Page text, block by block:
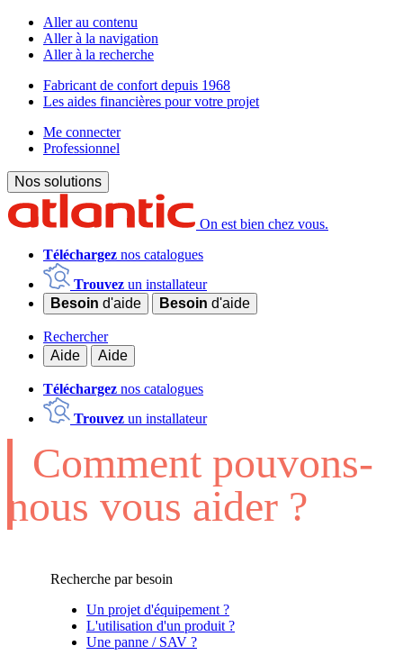
Aller au contenu
Aller à la navigation
Aller à la recherche
Fabricant de confort depuis 1968
Les aides financières pour votre projet
Me connecter
Professionnel
Nos solutions
On est bien chez vous.
Téléchargez nos catalogues
Trouvez un installateur
Besoin d'aide Besoin d'aide
Rechercher
Aide
Aide
Téléchargez nos catalogues
Trouvez un installateur
Comment pouvons-
nous vous aider ?
Recherche par besoin
Un projet d'équipement ?
L'utilisation d'un produit ?
Une panne / SAV ?